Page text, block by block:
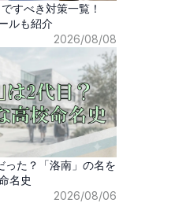
すべき対策一覧！
ルも紹介
2026/08/08
った？「洛南」の名を
名史
2026/08/06